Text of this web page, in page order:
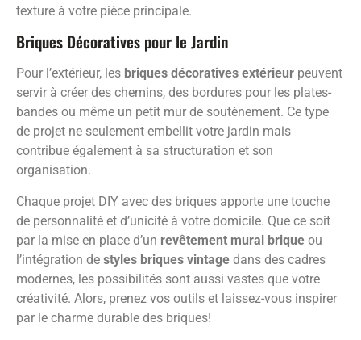
texture à votre pièce principale.
Briques Décoratives pour le Jardin
Pour l’extérieur, les briques décoratives extérieur peuvent
servir à créer des chemins, des bordures pour les plates-
bandes ou même un petit mur de soutènement. Ce type
de projet ne seulement embellit votre jardin mais
contribue également à sa structuration et son
organisation.
Chaque projet DIY avec des briques apporte une touche
de personnalité et d’unicité à votre domicile. Que ce soit
par la mise en place d’un revêtement mural brique ou
l’intégration de styles briques vintage dans des cadres
modernes, les possibilités sont aussi vastes que votre
créativité. Alors, prenez vos outils et laissez-vous inspirer
par le charme durable des briques!